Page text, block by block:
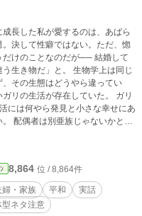
長した私が愛するのは、あばら
決して性癖ではない。ただ、惚
ことなのだが── 結婚して
生き物だ」と。 生物学上は同じ
、その生態はどうやら違ってい
の生活が存在していた。 ガリ
には何やら発見と小さな幸せにあ
配偶者は別亜族じゃないかと認
。 ※本作はダイエッ
および肉体改造奮闘記でもござ
する不適切な表現が含まれま
た発言ではなく、夫婦間で互い
していますことをご理解くださ
でもヤセでもねぇじゃねぇか。
なる方もいらっしゃるかと思い
8,864 位 / 8,864件
婦・家族 平和
実話
型ネタ注意